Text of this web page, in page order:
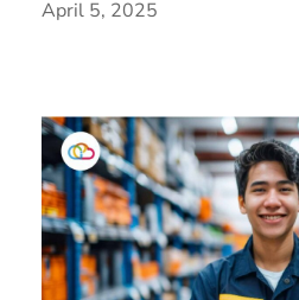
April 5, 2025